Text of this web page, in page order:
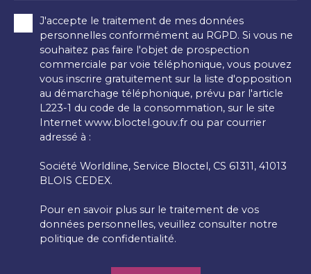
J'accepte le traitement de mes données
personnelles conformément au RGPD. Si vous ne
souhaitez pas faire l'objet de prospection
commerciale par voie téléphonique, vous pouvez
vous inscrire gratuitement sur la liste d'opposition
au démarchage téléphonique, prévu par l'article
L223-1 du code de la consommation, sur le site
Internet www.bloctel.gouv.fr ou par courrier
adressé à :
Société Worldline, Service Bloctel, CS 61311, 41013
BLOIS CEDEX.
Pour en savoir plus sur le traitement de vos
données personnelles, veuillez consulter notre
politique de confidentialité.